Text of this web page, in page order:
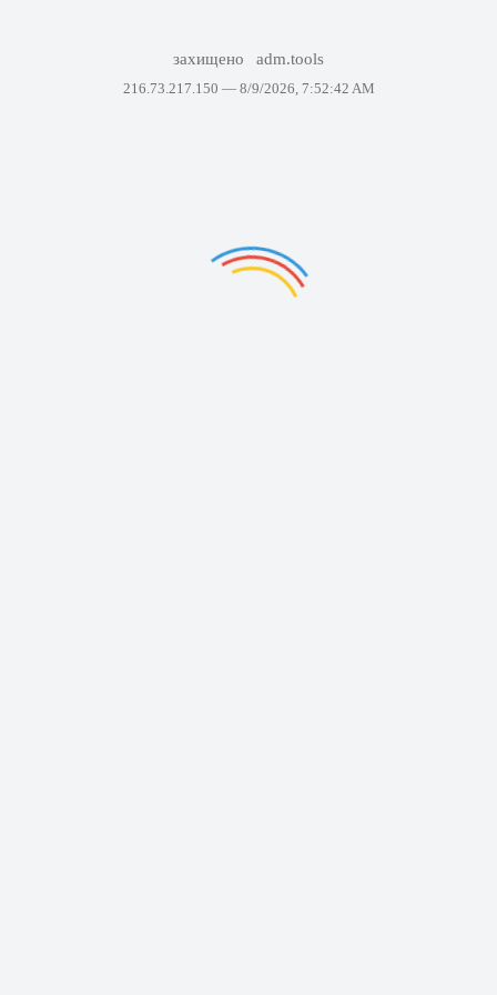
захищено adm.tools
216.73.217.150 — 8/9/2026, 7:52:42 AM